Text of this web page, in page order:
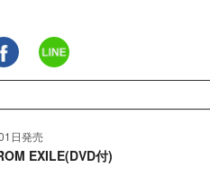
日発売
EXILE(DVD付)